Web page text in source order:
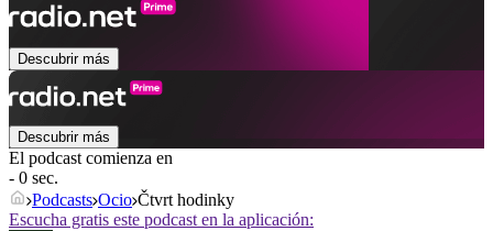
Descubrir más
Descubrir más
El podcast comienza en
- 0 sec.
Podcasts Ocio Čtvrt hodinky
Escucha gratis este podcast en la aplicación: